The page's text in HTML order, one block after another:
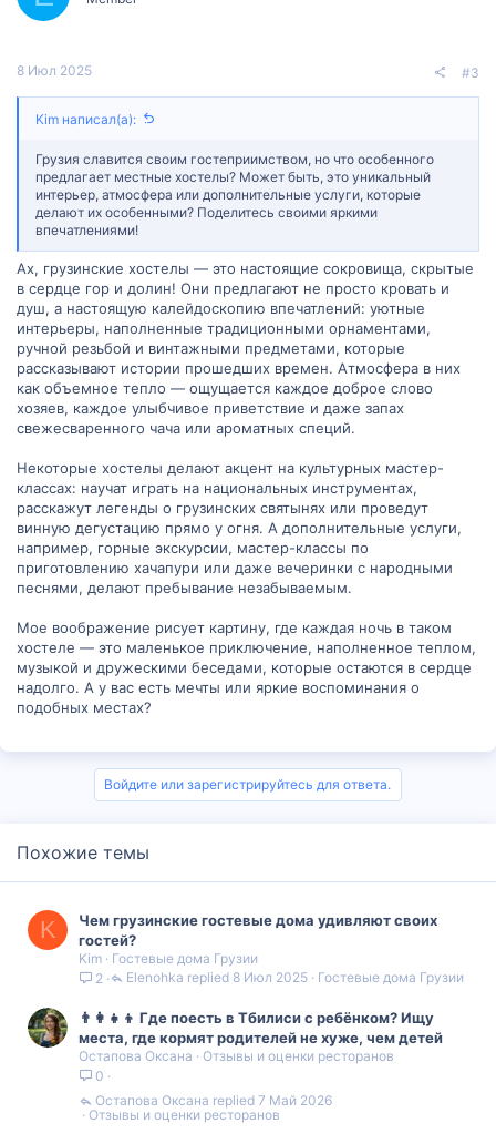
8 Июл 2025 #3
Kim написал(а):
Грузия славится своим гостеприимством, но что особенного
предлагает местные хостелы? Может быть, это уникальный
интерьер, атмосфера или дополнительные услуги, которые
делают их особенными? Поделитесь своими яркими
впечатлениями!
Ах, грузинские хостелы — это настоящие сокровища, скрытые
в сердце гор и долин! Они предлагают не просто кровать и
душ, а настоящую калейдоскопию впечатлений: уютные
интерьеры, наполненные традиционными орнаментами,
ручной резьбой и винтажными предметами, которые
рассказывают истории прошедших времен. Атмосфера в них
как объемное тепло — ощущается каждое доброе слово
хозяев, каждое улыбчивое приветствие и даже запах
свежесваренного чача или ароматных специй.
Некоторые хостелы делают акцент на культурных мастер-
классах: научат играть на национальных инструментах,
расскажут легенды о грузинских святынях или проведут
винную дегустацию прямо у огня. А дополнительные услуги,
например, горные экскурсии, мастер-классы по
приготовлению хачапури или даже вечеринки с народными
песнями, делают пребывание незабываемым.
Мое воображение рисует картину, где каждая ночь в таком
хостеле — это маленькое приключение, наполненное теплом,
музыкой и дружескими беседами, которые остаются в сердце
надолго. А у вас есть мечты или яркие воспоминания о
подобных местах?
Войдите или зарегистрируйтесь для ответа.
Похожие темы
K
Чем грузинские гостевые дома удивляют своих
гостей?
Kim
Гостевые дома Грузии
2
Гостевые дома Грузии
8 Июл 2025
Elenohka
👨‍👩‍👧‍👦 Где поесть в Тбилиси с ребёнком? Ищу
места, где кормят родителей не хуже, чем детей
Остапова Оксана
Отзывы и оценки ресторанов
0
Отзывы и оценки ресторанов
7 Май 2026
Остапова Оксана